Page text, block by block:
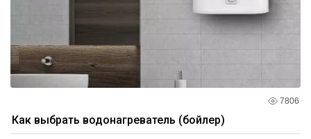
7806
Как выбрать водонагреватель (бойлер)